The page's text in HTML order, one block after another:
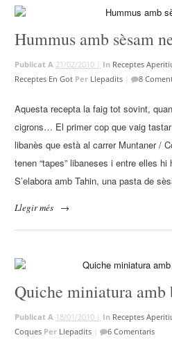
Hummus amb sèsam
Publicat A 21/02/2010 | In Receptes
Receptes En Got Per Llepadits 8
Aquesta recepta la faig tot sovint,
cigrons… El primer cop que vaig
libanès que està al carrer Muntaner /
tenen “tapes” libaneses i entre elles
S’elabora amb Tahin, una pasta de
Llegir més →
Quiche miniatura amb
Publicat A 18/01/2010 | In Receptes
Coques Per Llepadits 6 Comentaris